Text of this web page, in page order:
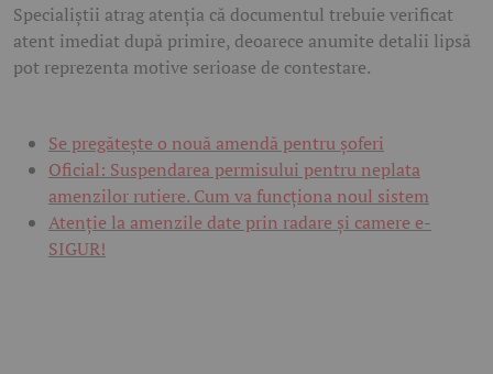
Specialiștii atrag atenția că documentul trebuie verificat
atent imediat după primire, deoarece anumite detalii lipsă
pot reprezenta motive serioase de contestare.
Se pregătește o nouă amendă pentru șoferi
Oficial: Suspendarea permisului pentru neplata
amenzilor rutiere. Cum va funcționa noul sistem
Atenție la amenzile date prin radare și camere e-
SIGUR!